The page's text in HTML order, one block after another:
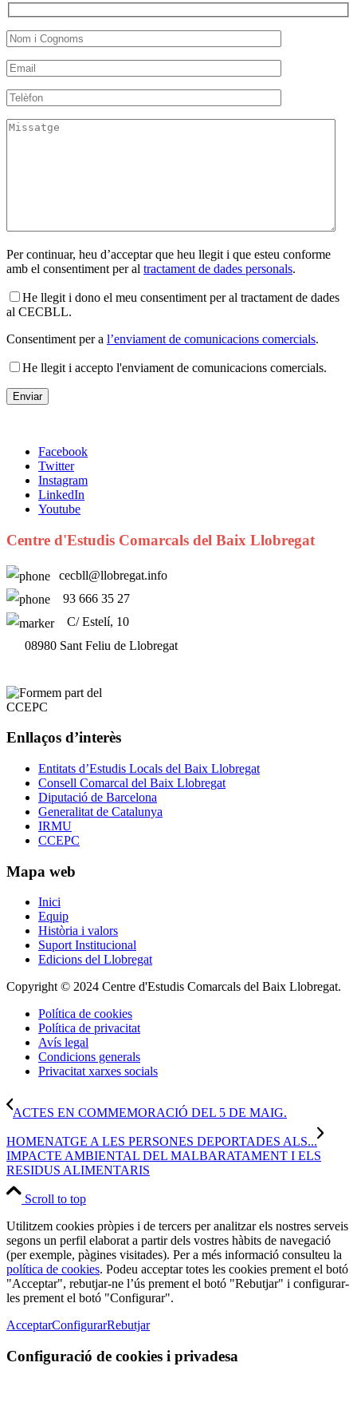
Per continuar, heu d’acceptar que heu llegit i que esteu conforme
amb el consentiment per al tractament de dades personals.
He llegit i dono el meu consentiment per al tractament de dades
al CECBLL.
Consentiment per a l’enviament de comunicacions comercials.
He llegit i accepto l'enviament de comunicacions comercials.
Facebook
Twitter
Instagram
LinkedIn
Youtube
Centre d'Estudis Comarcals del Baix Llobregat
cecbll@llobregat.info
93 666 35 27
C/ Estelí, 10
08980 Sant Feliu de Llobregat
Enllaços d’interès
Entitats d’Estudis Locals del Baix Llobregat
Consell Comarcal del Baix Llobregat
Diputació de Barcelona
Generalitat de Catalunya
IRMU
CCEPC
Mapa web
Inici
Equip
Història i valors
Suport Institucional
Edicions del Llobregat
Copyright © 2024 Centre d'Estudis Comarcals del Baix Llobregat.
Política de cookies
Política de privacitat
Avís legal
Condicions generals
Privacitat xarxes socials
ACTES EN COMMEMORACIÓ DEL 5 DE MAIG.
HOMENATGE A LES PERSONES DEPORTADES ALS...
IMPACTE AMBIENTAL DEL MALBARATAMENT I ELS
RESIDUS ALIMENTARIS
Scroll to top
Utilitzem cookies pròpies i de tercers per analitzar els nostres serveis
segons un perfil elaborat a partir dels vostres hàbits de navegació
(per exemple, pàgines visitades). Per a més informació consulteu la
política de cookies. Podeu acceptar totes les cookies prement el botó
"Acceptar", rebutjar-ne l’ús prement el botó "Rebutjar" i configurar-
les prement el botó "Configurar".
AcceptarConfigurarRebutjar
Configuració de cookies i privadesa